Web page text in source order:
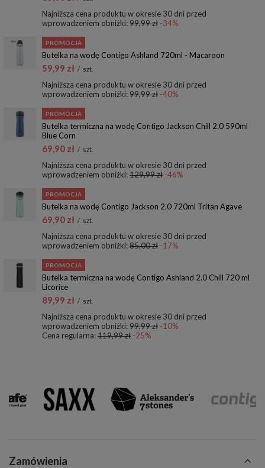
Najniższa cena produktu w okresie 30 dni przed
wprowadzeniem obniżki:99,99 zł -34%
PROMOCJA
Butelka na wodę Contigo Ashland 720ml - Macaroon
59,99 zł / szt.
Najniższa cena produktu w okresie 30 dni przed
wprowadzeniem obniżki:99,99 zł -40%
PROMOCJA
Butelka termiczna na wodę Contigo Jackson Chill 2.0 590ml
Blue Corn
69,90 zł / szt.
Najniższa cena produktu w okresie 30 dni przed
wprowadzeniem obniżki:129,99 zł -46%
PROMOCJA
Butelka na wodę Contigo Jackson 2.0 720ml Tritan Agave
69,90 zł / szt.
Najniższa cena produktu w okresie 30 dni przed
wprowadzeniem obniżki:85,00 zł -17%
PROMOCJA
Butelka termiczna na wodę Contigo Ashland 2.0 Chill 720 ml
Licorice
89,99 zł / szt.
Najniższa cena produktu w okresie 30 dni przed
wprowadzeniem obniżki:99,99 zł -10%
Cena regularna:119,99 zł -25%
Zamówienia